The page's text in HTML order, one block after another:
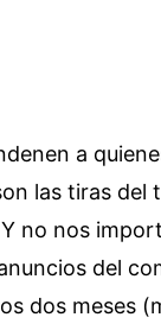
a
las tiras del
no nos
del
dos meses